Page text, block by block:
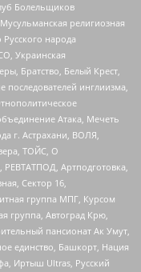
Болельщиков
религиозная
народа
Украинская
Братство, Белый Крест,
инглиизма,
Атака, Мечеть
г. Астрахани, ВОЛЯ,
ТОЙС, О
РЕВТАТПОД, Артподготовка,
Сектор 16,
группа МПГ, Курсом
группа, Автоград Крю,
пансионат Ак Умут,
единство, Башкорт, Нация
Иртыш Ultras, Русский